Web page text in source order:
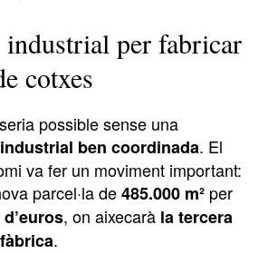
per fabricar
cotxes
possible sense una
ben coordinada. El
va fer un moviment important:
parcel·la de485.000 m² per
, on aixecarà la tercera
.